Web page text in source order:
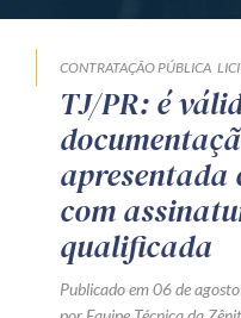
CONTRATAÇÃO PÚBLICA
TJ/PR: é
apresentada
com
qualificada
Publicado em 06 de